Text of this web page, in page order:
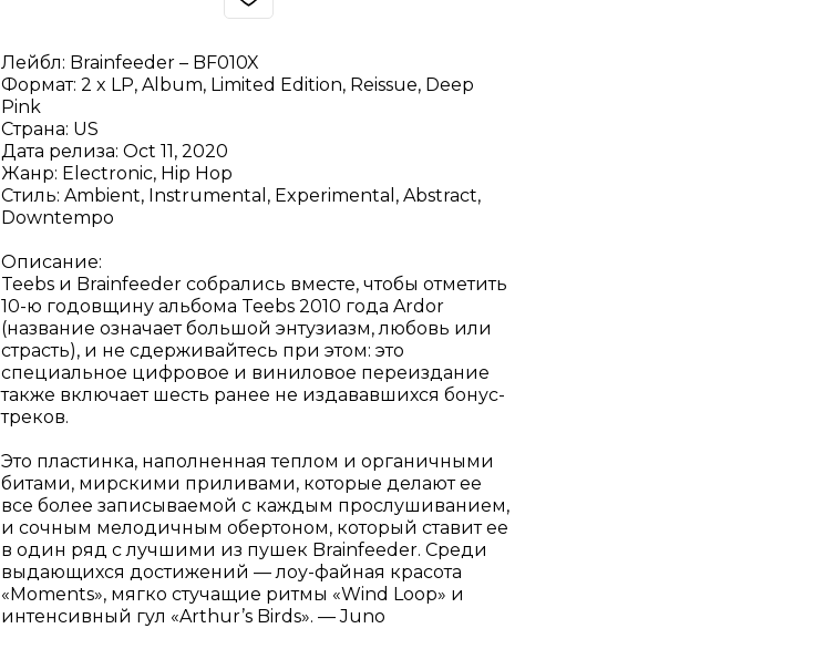
Лейбл: Brainfeeder – BF010X
Формат: 2 x LP, Album, Limited Edition, Reissue, Deep
Pink
Страна: US
Дата релиза: Oct 11, 2020
Жанр: Electronic, Hip Hop
Стиль: Ambient, Instrumental, Experimental, Abstract,
Downtempo
Описание:
Teebs и Brainfeeder собрались вместе, чтобы отметить
10-ю годовщину альбома Teebs 2010 года Ardor
(название означает большой энтузиазм, любовь или
страсть), и не сдерживайтесь при этом: это
специальное цифровое и виниловое переиздание
также включает шесть ранее не издававшихся бонус-
треков.
Это пластинка, наполненная теплом и органичными
битами, мирскими приливами, которые делают ее
все более записываемой с каждым прослушиванием,
и сочным мелодичным обертоном, который ставит ее
в один ряд с лучшими из пушек Brainfeeder. Среди
выдающихся достижений — лоу-файная красота
«Moments», мягко стучащие ритмы «Wind Loop» и
интенсивный гул «Arthur’s Birds». — Juno